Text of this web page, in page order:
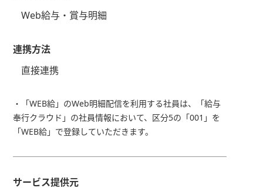
Web給与・賞与明細
連携方法
直接連携
・「WEB給」のWeb明細配信を利用する社員は、「給与
奉行クラウド」の社員情報において、区分5の「001」を
「WEB給」で登録していただきます。
サービス提供元